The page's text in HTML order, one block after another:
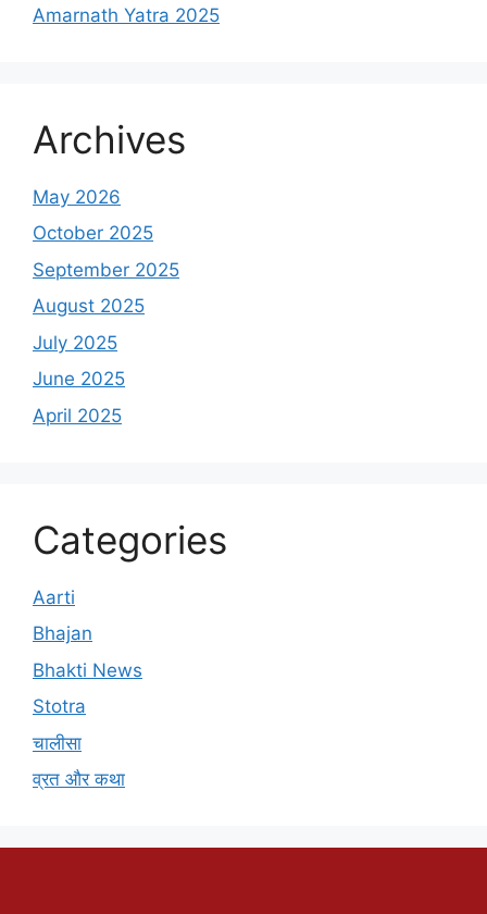
Amarnath Yatra 2025
Archives
May 2026
October 2025
September 2025
August 2025
July 2025
June 2025
April 2025
Categories
Aarti
Bhajan
Bhakti News
Stotra
चालीसा
व्रत और कथा